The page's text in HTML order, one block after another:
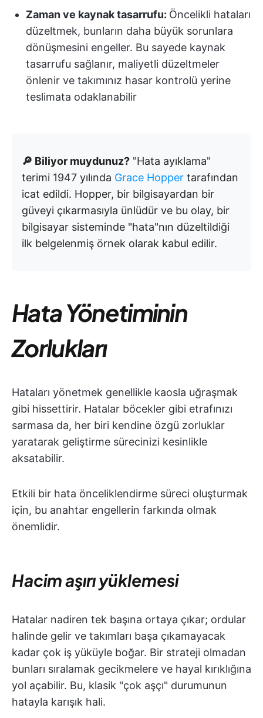
Zaman ve kaynak tasarrufu: Öncelikli hataları
düzeltmek, bunların daha büyük sorunlara
dönüşmesini engeller. Bu sayede kaynak
tasarrufu sağlanır, maliyetli düzeltmeler
önlenir ve takımınız hasar kontrolü yerine
teslimata odaklanabilir
🔎 Biliyor muydunuz? "Hata ayıklama"
terimi 1947 yılında Grace Hopper tarafından
icat edildi. Hopper, bir bilgisayardan bir
güveyi çıkarmasıyla ünlüdür ve bu olay, bir
bilgisayar sisteminde "hata"nın düzeltildiği
ilk belgelenmiş örnek olarak kabul edilir.
Hata Yönetiminin
Zorlukları
Hataları yönetmek genellikle kaosla uğraşmak
gibi hissettirir. Hatalar böcekler gibi etrafınızı
sarmasa da, her biri kendine özgü zorluklar
yaratarak geliştirme sürecinizi kesinlikle
aksatabilir.
Etkili bir hata önceliklendirme süreci oluşturmak
için, bu anahtar engellerin farkında olmak
önemlidir.
Hacim aşırı yüklemesi
Hatalar nadiren tek başına ortaya çıkar; ordular
halinde gelir ve takımları başa çıkamayacak
kadar çok iş yüküyle boğar. Bir strateji olmadan
bunları sıralamak gecikmelere ve hayal kırıklığına
yol açabilir. Bu, klasik "çok aşçı" durumunun
hatayla karışık hali.